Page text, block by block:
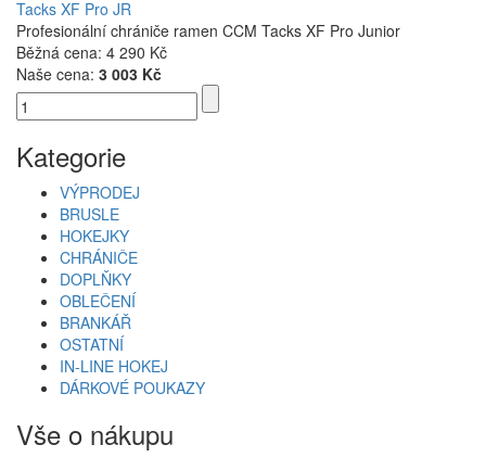
Tacks XF Pro JR
Profesionální chrániče ramen CCM Tacks XF Pro Junior
Běžná cena: 4 290 Kč
Naše cena: 3 003 Kč
Kategorie
VÝPRODEJ
BRUSLE
HOKEJKY
CHRÁNIČE
DOPLŇKY
OBLEČENÍ
BRANKÁŘ
OSTATNÍ
IN-LINE HOKEJ
DÁRKOVÉ POUKAZY
Vše o nákupu